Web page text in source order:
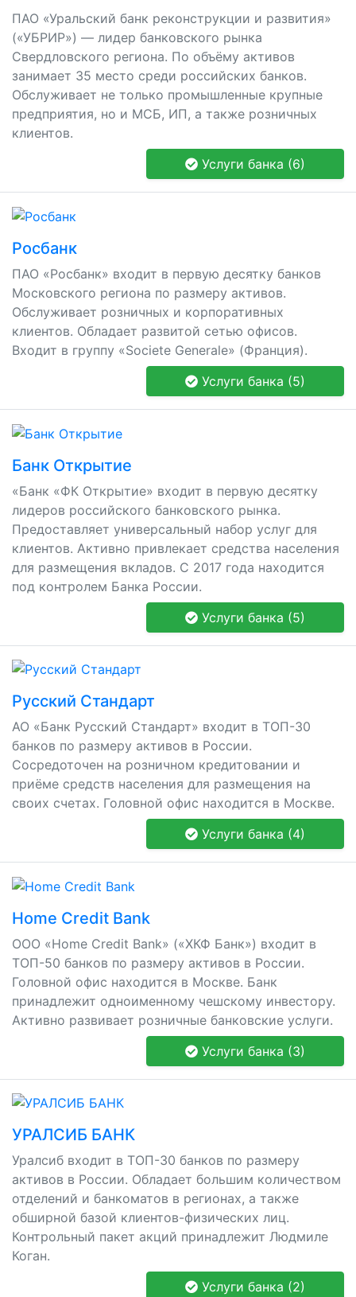
ПАО «Уральский банк реконструкции и развития»
(«УБРИР») — лидер банковского рынка
Свердловского региона. По объёму активов
занимает 35 место среди российских банков.
Обслуживает не только промышленные крупные
предприятия, но и МСБ, ИП, а также розничных
клиентов.
Услуги банка (6)
Росбанк
ПАО «Росбанк» входит в первую десятку банков
Московского региона по размеру активов.
Обслуживает розничных и корпоративных
клиентов. Обладает развитой сетью офисов.
Входит в группу «Societe Generale» (Франция).
Услуги банка (5)
Банк Открытие
«Банк «ФК Открытие» входит в первую десятку
лидеров российского банковского рынка.
Предоставляет универсальный набор услуг для
клиентов. Активно привлекает средства населения
для размещения вкладов. С 2017 года находится
под контролем Банка России.
Услуги банка (5)
Русский Стандарт
АО «Банк Русский Стандарт» входит в ТОП-30
банков по размеру активов в России.
Сосредоточен на розничном кредитовании и
приёме средств населения для размещения на
своих счетах. Головной офис находится в Москве.
Услуги банка (4)
Home Credit Bank
ООО «Home Credit Bank» («ХКФ Банк») входит в
ТОП-50 банков по размеру активов в России.
Головной офис находится в Москве. Банк
принадлежит одноименному чешскому инвестору.
Активно развивает розничные банковские услуги.
Услуги банка (3)
УРАЛСИБ БАНК
Уралсиб входит в ТОП-30 банков по размеру
активов в России. Обладает большим количеством
отделений и банкоматов в регионах, а также
обширной базой клиентов-физических лиц.
Контрольный пакет акций принадлежит Людмиле
Коган.
Услуги банка (2)